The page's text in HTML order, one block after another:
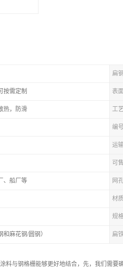
扁
按需定制 表
热，防滑 工艺
编号
运
可
、船厂等 网
材
规
和麻花钢/圆钢） 扁
料与钢格栅能够更好地结合，先，我们需